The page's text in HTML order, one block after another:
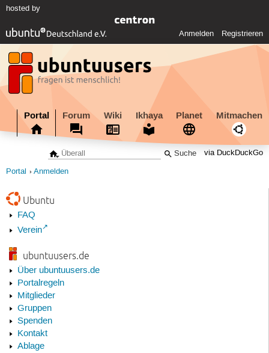
hosted by
Anmelden Registrieren
Portal Forum Wiki Ikhaya Planet Mitmachen
via DuckDuckGo
Portal Anmelden
Ubuntu
FAQ
Verein
ubuntuusers.de
Über ubuntuusers.de
Portalregeln
Mitglieder
Gruppen
Spenden
Kontakt
Ablage